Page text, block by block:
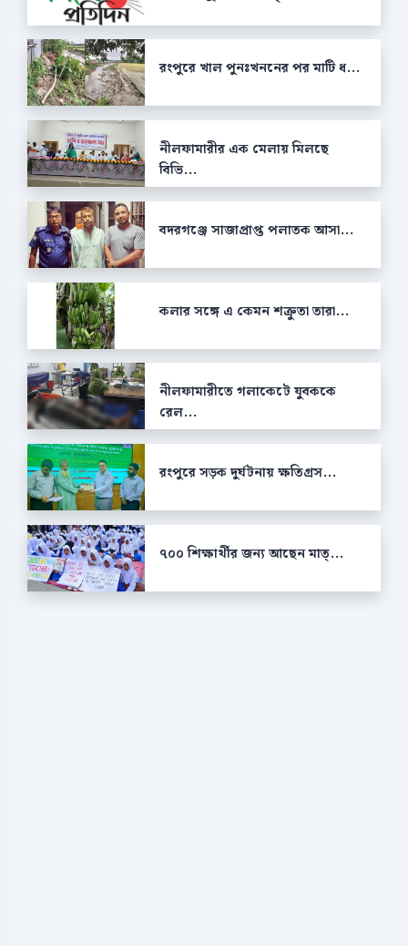
রংপুরে খাল পুনঃখননের পর মাটি ধ...
নীলফামারীর এক মেলায় মিলছে
বিভি...
বদরগঞ্জে সাজাপ্রাপ্ত পলাতক আসা...
কলার সঙ্গে এ কেমন শক্রুতা তারা...
নীলফামারীতে গলাকেটে যুবককে
রেল...
রংপুরে সড়ক দুর্ঘটনায় ক্ষতিগ্রস...
৭০০ শিক্ষার্থীর জন্য আছেন মাত্...